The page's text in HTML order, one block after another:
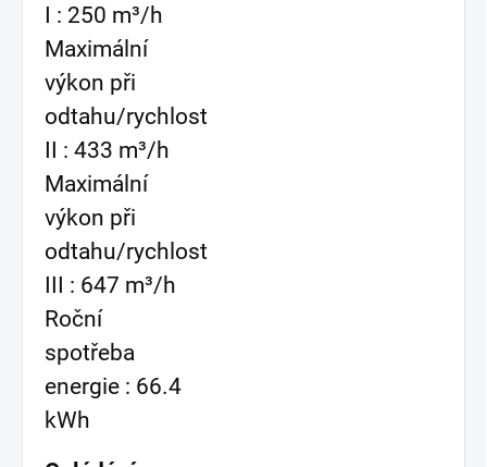
I : 250 m³/h
Maximální
výkon při
odtahu/rychlost
II : 433 m³/h
Maximální
výkon při
odtahu/rychlost
III : 647 m³/h
Roční
spotřeba
energie : 66.4
kWh